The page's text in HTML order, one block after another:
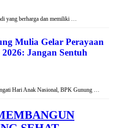
yang berharga dan memiliki …
Mulia Gelar Perayaan
Jangan Sentuh
Hari Anak Nasional, BPK Gunung …